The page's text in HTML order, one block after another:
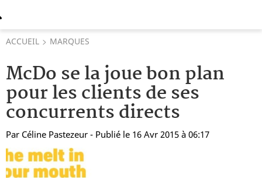
ACCUEIL MARQUES
McDo se la joue bon plan
pour les clients de ses
concurrents directs
Par Céline Pastezeur - Publié le 16 Avr 2015 à 06:17